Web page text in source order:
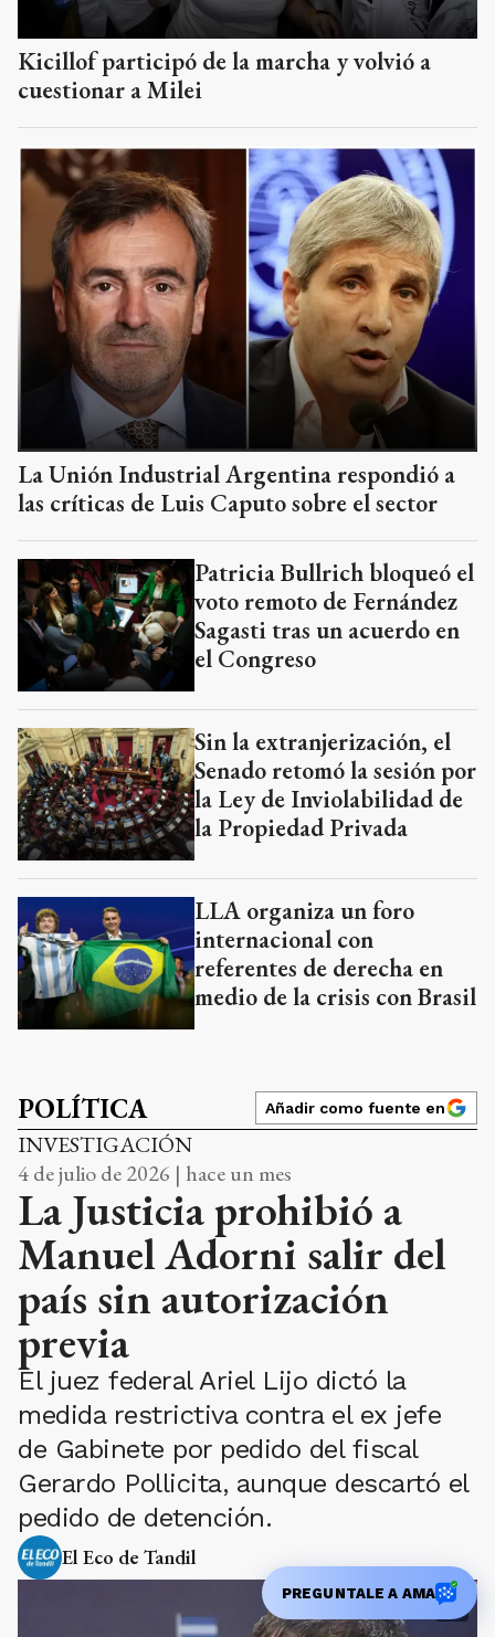
Kicillof participó de la marcha y volvió a
cuestionar a Milei
La Unión Industrial Argentina respondió a
las críticas de Luis Caputo sobre el sector
Patricia Bullrich bloqueó el
voto remoto de Fernández
Sagasti tras un acuerdo en
el Congreso
Sin la extranjerización, el
Senado retomó la sesión por
la Ley de Inviolabilidad de
la Propiedad Privada
LLA organiza un foro
internacional con
referentes de derecha en
medio de la crisis con Brasil
POLÍTICA Añadir como fuente en
INVESTIGACIÓN
4 de julio de 2026 | hace un mes
La Justicia prohibió a
Manuel Adorni salir del
país sin autorización
previa
El juez federal Ariel Lijo dictó la
medida restrictiva contra el ex jefe
de Gabinete por pedido del fiscal
Gerardo Pollicita, aunque descartó el
pedido de detención.
El Eco de Tandil
PREGUNTALE A AMA